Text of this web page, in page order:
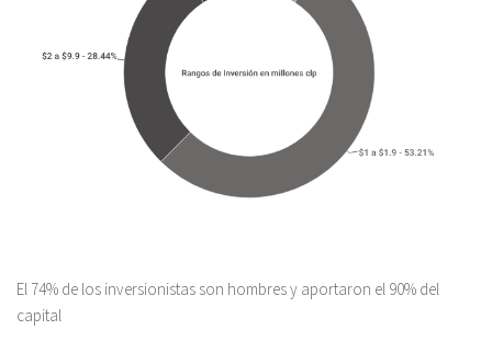
El 74% de los inversionistas son hombres y aportaron el 90% del
capital